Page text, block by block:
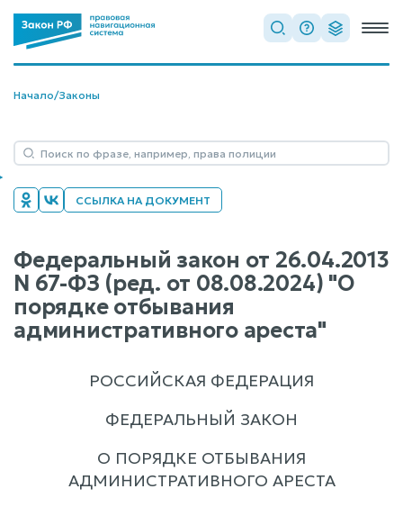
Начало/Законы
ССЫЛКА НА ДОКУМЕНТ
Федеральный закон от 26.04.2013
N 67-ФЗ (ред. от 08.08.2024) "О
порядке отбывания
административного ареста"
РОССИЙСКАЯ ФЕДЕРАЦИЯ
ФЕДЕРАЛЬНЫЙ ЗАКОН
О ПОРЯДКЕ ОТБЫВАНИЯ
АДМИНИСТРАТИВНОГО АРЕСТА